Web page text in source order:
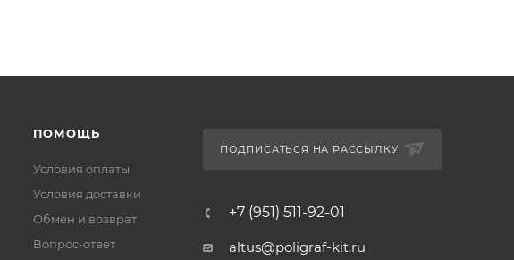
ПОМОЩЬ
Условия оплаты
Условия доставки
Обмен и возврат
Вопрос-ответ
ПОДПИСАТЬСЯ НА РАССЫЛКУ
+7 (951) 511-92-01
altus@poligraf-kit.ru